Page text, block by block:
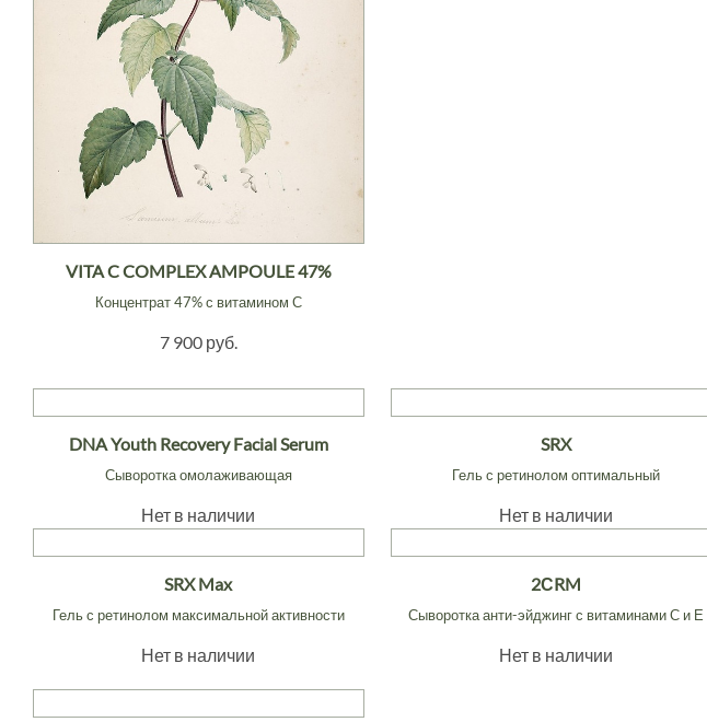
VITA C COMPLEX AMPOULE 47%
Концентрат 47% с витамином С
7 900 руб.
DNA Youth Recovery Facial Serum
Сыворотка омолаживающая
Нет в наличии
SRX
Гель с ретинолом оптимальный
Нет в наличии
SRX Max
Гель с ретинолом максимальной активности
Нет в наличии
2СRM
Сыворотка анти-эйджинг с витаминами С и Е
Нет в наличии